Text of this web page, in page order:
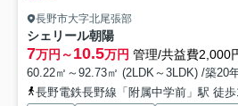
長野市大字北尾張部
シェリール朝陽
7万円～10.5万円 管理/共益費2,000
60.22㎡～92.73㎡ (2LDK～3LDK) /築20
長野電鉄長野線「附属中学前」駅 徒